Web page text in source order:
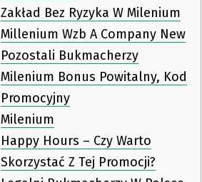
Zakład Bez Ryzyka W Milenium
Millenium Wzb A Company New
Pozostali Bukmacherzy
Milenium Bonus Powitalny, Kod
Promocyjny
Milenium
Happy Hours – Czy Warto
Skorzystać Z Tej Promocji?